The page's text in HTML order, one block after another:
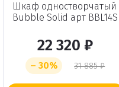
Шкаф одностворчатый
Bubble Solid арт BBL14S
22 320 ₽
– 30% 31 885 ₽